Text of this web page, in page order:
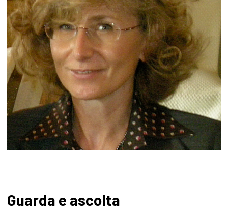
Guarda e ascolta